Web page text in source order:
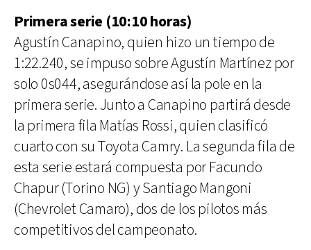
Primera serie (10:10 horas)
Agustín Canapino, quien hizo un tiempo de
1:22.240, se impuso sobre Agustín Martínez por
solo 0s044, asegurándose así la pole en la
primera serie. Junto a Canapino partirá desde
la primera fila Matías Rossi, quien clasificó
cuarto con su Toyota Camry. La segunda fila de
esta serie estará compuesta por Facundo
Chapur (Torino NG) y Santiago Mangoni
(Chevrolet Camaro), dos de los pilotos más
competitivos del campeonato.